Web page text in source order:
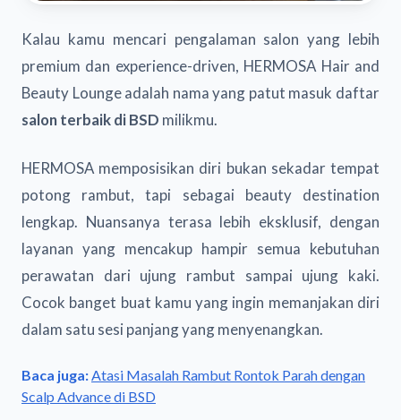
Kalau kamu mencari pengalaman salon yang lebih
premium dan experience-driven, HERMOSA Hair and
Beauty Lounge adalah nama yang patut masuk daftar
salon terbaik di BSD milikmu.
HERMOSA memposisikan diri bukan sekadar tempat
potong rambut, tapi sebagai beauty destination
lengkap. Nuansanya terasa lebih eksklusif, dengan
layanan yang mencakup hampir semua kebutuhan
perawatan dari ujung rambut sampai ujung kaki.
Cocok banget buat kamu yang ingin memanjakan diri
dalam satu sesi panjang yang menyenangkan.
Baca juga:Atasi Masalah Rambut Rontok Parah dengan
Scalp Advance di BSD